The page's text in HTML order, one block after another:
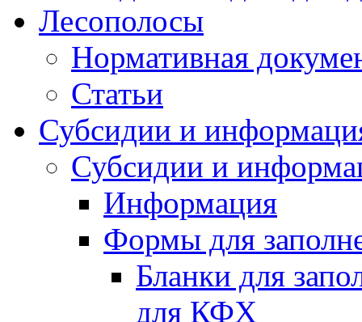
Лесополосы
Нормативная
Статьи
Субсидии и
Субсидии и
Информация
Формы для
Бланки для
для КФХ